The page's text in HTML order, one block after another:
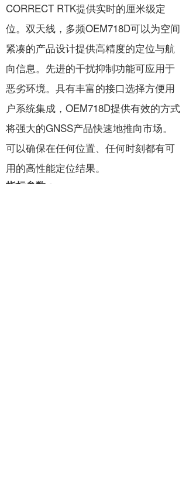
CORRECT RTK提供实时的厘米级定
位。双天线，多频OEM718D可以为空间
紧凑的产品设计提供高精度的定位与航
向信息。先进的干扰抑制功能可应用于
恶劣环境。具有丰富的接口选择方便用
户系统集成，OEM718D提供有效的方式
将强大的GNSS产品快速地推向市场。
可以确保在任何位置、任何时刻都有可
用的高性能定位结果。
指标参数：